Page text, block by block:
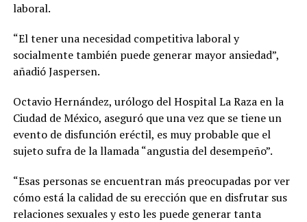
laboral.
“El tener una necesidad competitiva laboral y
socialmente también puede generar mayor ansiedad”,
añadió Jaspersen.
Octavio Hernández, urólogo del Hospital La Raza en la
Ciudad de México, aseguró que una vez que se tiene un
evento de disfunción eréctil, es muy probable que el
sujeto sufra de la llamada “angustia del desempeño”.
“Esas personas se encuentran más preocupadas por ver
cómo está la calidad de su erección que en disfrutar sus
relaciones sexuales y esto les puede generar tanta